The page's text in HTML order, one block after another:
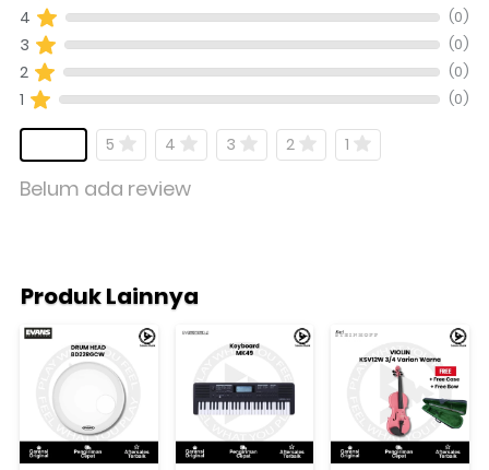
4 (0)
3 (0)
2 (0)
1 (0)
5 4 3 2 1
Belum ada review
Produk Lainnya